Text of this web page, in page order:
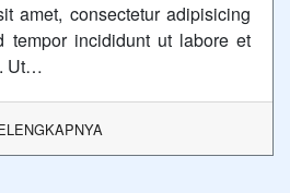
amet, consectetur adipisicing
tempor incididunt ut labore et
Ut…